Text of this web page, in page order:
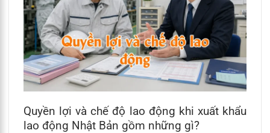
Quyền lợi và chế độ lao động khi xuất khẩu
lao động Nhật Bản gồm những gì?